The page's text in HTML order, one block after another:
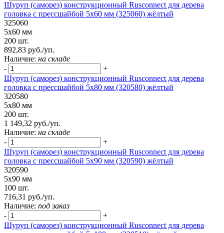
Шуруп (саморез) конструкционный Rusconnect для дерева
головка с прессшайбой 5х60 мм (325060) жёлтый
325060
5х60 мм
200 шт.
892,83 руб./уп.
Наличие: на складе
-
+
Шуруп (саморез) конструкционный Rusconnect для дерева
головка с прессшайбой 5х80 мм (320580) жёлтый
320580
5х80 мм
200 шт.
1 149,32 руб./уп.
Наличие: на складе
-
+
Шуруп (саморез) конструкционный Rusconnect для дерева
головка с прессшайбой 5х90 мм (320590) жёлтый
320590
5х90 мм
100 шт.
716,31 руб./уп.
Наличие: под заказ
-
+
Шуруп (саморез) конструкционный Rusconnect для дерева